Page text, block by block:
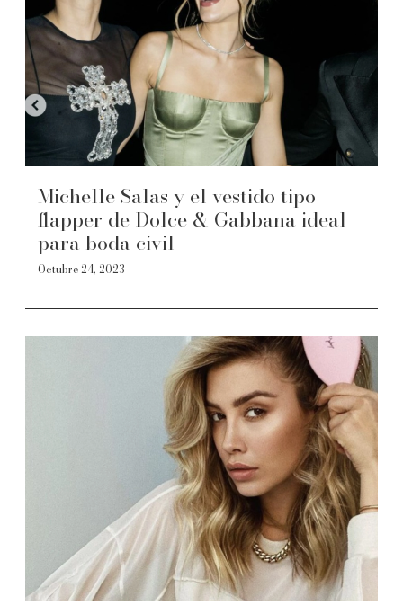
Michelle Salas y el vestido tipo
flapper de Dolce & Gabbana ideal
para boda civil
Octubre 24, 2023